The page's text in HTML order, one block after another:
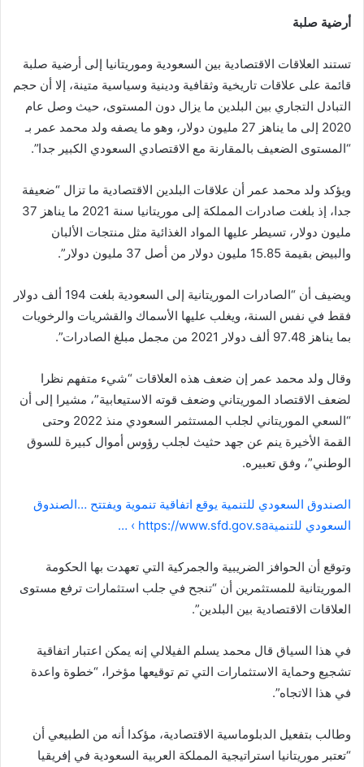
أرضية صلبة
تستند العلاقات الاقتصادية بين السعودية وموريتانيا إلى أرضية صلبة
قائمة على علاقات تاريخية وثقافية ودينية وسياسية متينة، إلا أن حجم
التبادل التجاري بين البلدين ما يزال دون المستوى، حيث وصل عام
2020 إلى ما يناهز 27 مليون دولار، وهو ما يصفه ولد محمد عمر بـ
“المستوى الضعيف بالمقارنة مع الاقتصادي السعودي الكبير جدا”.
ويؤكد ولد محمد عمر أن علاقات البلدين الاقتصادية ما تزال “ضعيفة
جدا، إذ بلغت صادرات المملكة إلى موريتانيا سنة 2021 ما يناهز 37
مليون دولار، تسيطر عليها المواد الغذائية مثل منتجات الألبان
والبيض بقيمة 15.85 مليون دولار من أصل 37 مليون دولار”.
ويضيف أن “الصادرات الموريتانية إلى السعودية بلغت 194 ألف دولار
فقط في نفس السنة، ويغلب عليها الأسماك والقشريات والرخويات
بما يناهز 97.48 ألف دولار 2021 من مجمل مبلغ الصادرات”.
وقال ولد محمد عمر إن ضعف هذه العلاقات “شيء متفهم نظرا
لضعف الاقتصاد الموريتاني وضعف قوته الاستيعابية”، مشيرا إلى أن
“السعي الموريتاني لجلب المستثمر السعودي منذ 2022 وحتى
القمة الأخيرة ينم عن جهد حثيث لجلب رؤوس أموال كبيرة للسوق
الوطني”، وفق تعبيره.
الصندوق السعودي للتنمية يوقع اتفاقية تنموية ويفتتح …الصندوق
السعودي للتنميةhttps://www.sfd.gov.sa › …
وتوقع أن الحوافز الضريبية والجمركية التي تعهدت بها الحكومة
الموريتانية للمستثمرين أن “تنجح في جلب استثمارات ترفع مستوى
العلاقات الاقتصادية بين البلدين”.
في هذا السياق قال محمد يسلم الفيلالي إنه يمكن اعتبار اتفاقية
تشجيع وحماية الاستثمارات التي تم توقيعها مؤخرا، “خطوة واعدة
في هذا الاتجاه”.
وطالب بتفعيل الدبلوماسية الاقتصادية، مؤكدا أنه من الطبيعي أن
“تعتبر موريتانيا استراتيجية المملكة العربية السعودية في إفريقيا